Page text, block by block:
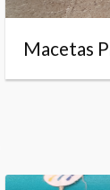
Macetas